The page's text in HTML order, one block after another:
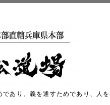
あり、義を通すためであり、人